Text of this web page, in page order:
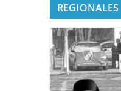
REGIONALES